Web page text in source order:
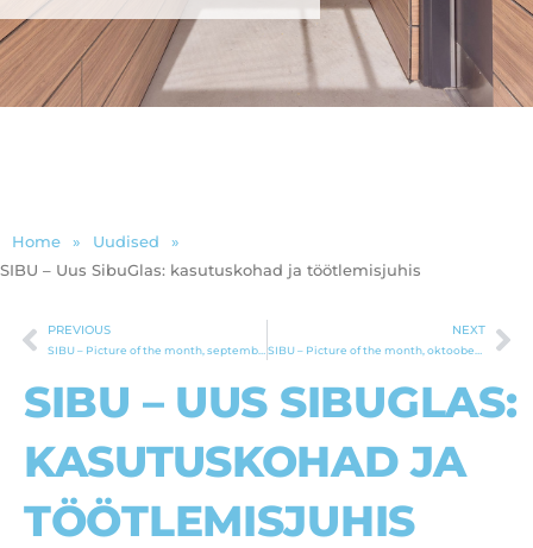
Home » Uudised
»
SIBU – Uus SibuGlas: kasutuskohad ja töötlemisjuhis
Prev
PREVIOUS NEXT
SIBU – UUS SIBUGLAS:
KASUTUSKOHAD JA
TÖÖTLEMISJUHIS